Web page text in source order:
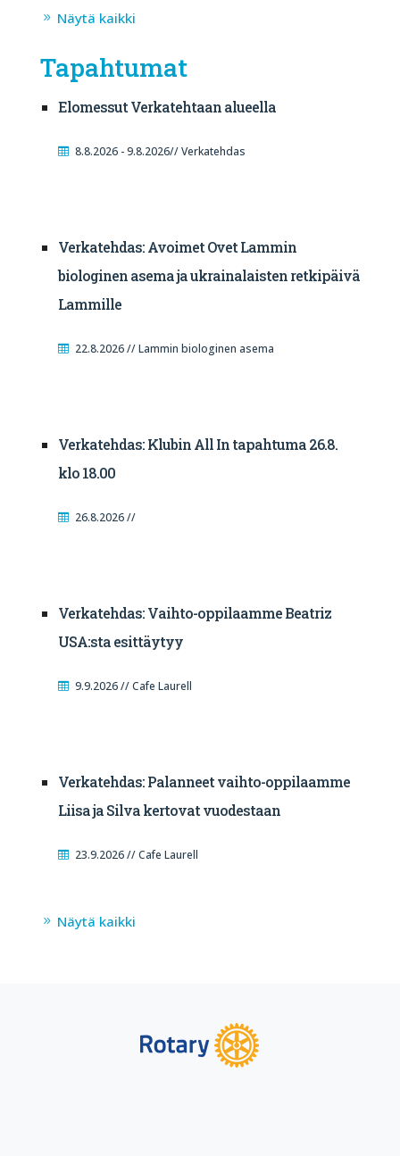
Näytä kaikki
Tapahtumat
Elomessut Verkatehtaan alueella
8.8.2026 - 9.8.2026// Verkatehdas
Verkatehdas: Avoimet Ovet Lammin
biologinen asema ja ukrainalaisten retkipäivä
Lammille
22.8.2026 // Lammin biologinen asema
Verkatehdas: Klubin All In tapahtuma 26.8.
klo 18.00
26.8.2026 //
Verkatehdas: Vaihto-oppilaamme Beatriz
USA:sta esittäytyy
9.9.2026 // Cafe Laurell
Verkatehdas: Palanneet vaihto-oppilaamme
Liisa ja Silva kertovat vuodestaan
23.9.2026 // Cafe Laurell
Näytä kaikki